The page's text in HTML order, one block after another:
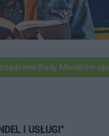
Rady Ministrów
I USŁUGI"